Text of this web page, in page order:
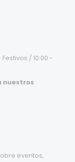
/ 10:00 -
nuestros
eventos,